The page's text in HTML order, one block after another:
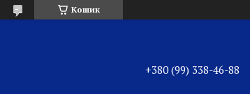
Кошик
+380 (99) 338-46-88